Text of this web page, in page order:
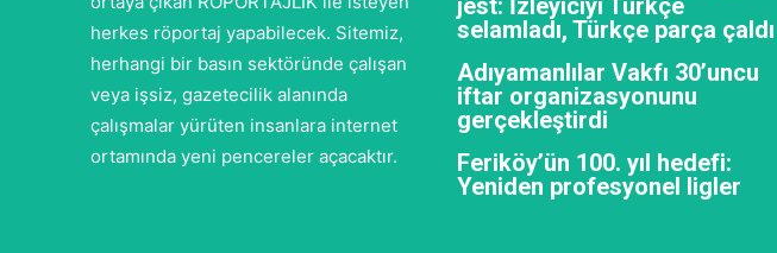
herkes röportaj yapabilecek. Sitemiz,
herhangi bir basın sektöründe çalışan
veya işsiz, gazetecilik alanında
çalışmalar yürüten insanlara internet
ortamında yeni pencereler açacaktır.
jest: İzleyiciyi Türkçe
selamladı, Türkçe parça çaldı
Adıyamanlılar Vakfı 30’uncu
iftar organizasyonunu
gerçekleştirdi
Feriköy’ün 100. yıl hedefi:
Yeniden profesyonel ligler